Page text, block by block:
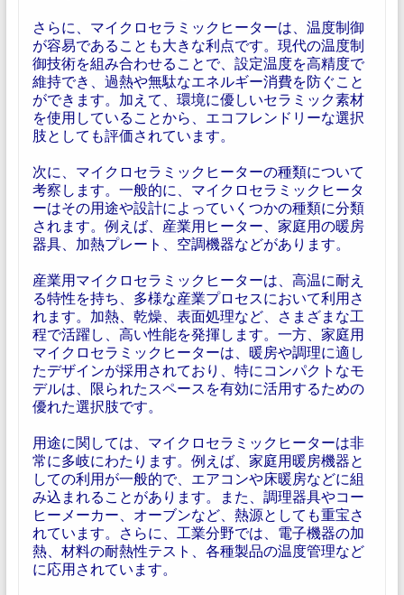
さらに、マイクロセラミックヒーターは、温度制御
が容易であることも大きな利点です。現代の温度制
御技術を組み合わせることで、設定温度を高精度で
維持でき、過熱や無駄なエネルギー消費を防ぐこと
ができます。加えて、環境に優しいセラミック素材
を使用していることから、エコフレンドリーな選択
肢としても評価されています。
次に、マイクロセラミックヒーターの種類について
考察します。一般的に、マイクロセラミックヒータ
ーはその用途や設計によっていくつかの種類に分類
されます。例えば、産業用ヒーター、家庭用の暖房
器具、加熱プレート、空調機器などがあります。
産業用マイクロセラミックヒーターは、高温に耐え
る特性を持ち、多様な産業プロセスにおいて利用さ
れます。加熱、乾燥、表面処理など、さまざまな工
程で活躍し、高い性能を発揮します。一方、家庭用
マイクロセラミックヒーターは、暖房や調理に適し
たデザインが採用されており、特にコンパクトなモ
デルは、限られたスペースを有効に活用するための
優れた選択肢です。
用途に関しては、マイクロセラミックヒーターは非
常に多岐にわたります。例えば、家庭用暖房機器と
しての利用が一般的で、エアコンや床暖房などに組
み込まれることがあります。また、調理器具やコー
ヒーメーカー、オーブンなど、熱源としても重宝さ
れています。さらに、工業分野では、電子機器の加
熱、材料の耐熱性テスト、各種製品の温度管理など
に応用されています。